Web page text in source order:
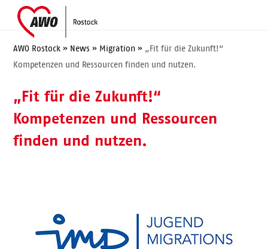
content
Open
mobile
menu
Close
mobile
menu
AWO Rostock » News » Migration » „Fit für die Zukunft!“
Kompetenzen und Ressourcen finden und nutzen.
„Fit für die Zukunft!“
Kompetenzen und Ressourcen
finden und nutzen.